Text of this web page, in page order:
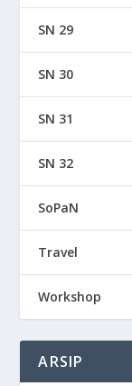
SN 29
SN 30
SN 31
SN 32
SoPaN
Travel
Workshop
ARSIP